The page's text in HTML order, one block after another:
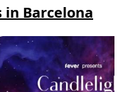
Barcelona